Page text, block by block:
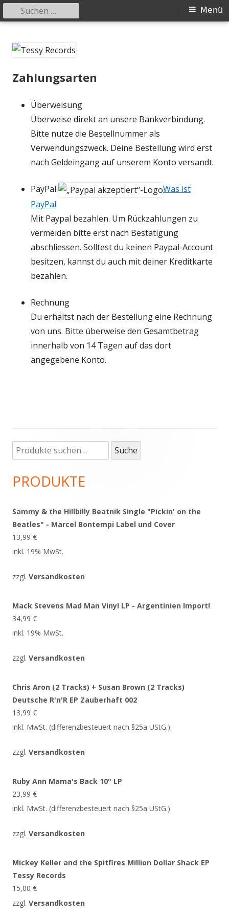
zum
Primäres
Menü
Suchen
nach:
Zahlungsarten
Überweisung
Überweise direkt an unsere Bankverbindung.
Bitte nutze die Bestellnummer als
Verwendungszweck. Deine Bestellung wird erst
nach Geldeingang auf unserem Konto versandt.
PayPal
Was ist
PayPal
Mit Paypal bezahlen. Um Rückzahlungen zu
vermeiden bitte erst nach Bestätigung
abschliessen. Solltest du keinen Paypal-Account
besitzen, kannst du auch mit deiner Kreditkarte
bezahlen.
Rechnung
Du erhältst nach der Bestellung eine Rechnung
von uns. Bitte überweise den Gesamtbetrag
innerhalb von 14 Tagen auf das dort
angegebene Konto.
Haupt-
Seitenleiste
Suche
nach:
Suche
PRODUKTE
Sammy & the Hillbilly Beatnik Single "Pickin' on the
Beatles" - Marcel Bontempi Label und Cover
13,99 €
inkl. 19% MwSt.
zzgl. Versandkosten
Mack Stevens Mad Man Vinyl LP - Argentinien Import!
34,99 €
inkl. 19% MwSt.
zzgl. Versandkosten
Chris Aron (2 Tracks) + Susan Brown (2 Tracks)
Deutsche R'n'R EP Zauberhaft 002
13,99 €
inkl. MwSt. (differenzbesteuert nach §25a UStG.)
zzgl. Versandkosten
Ruby Ann Mama's Back 10" LP
23,99 €
inkl. MwSt. (differenzbesteuert nach §25a UStG.)
zzgl. Versandkosten
Mickey Keller and the Spitfires Million Dollar Shack EP
Tessy Records
15,00 €
zzgl. Versandkosten